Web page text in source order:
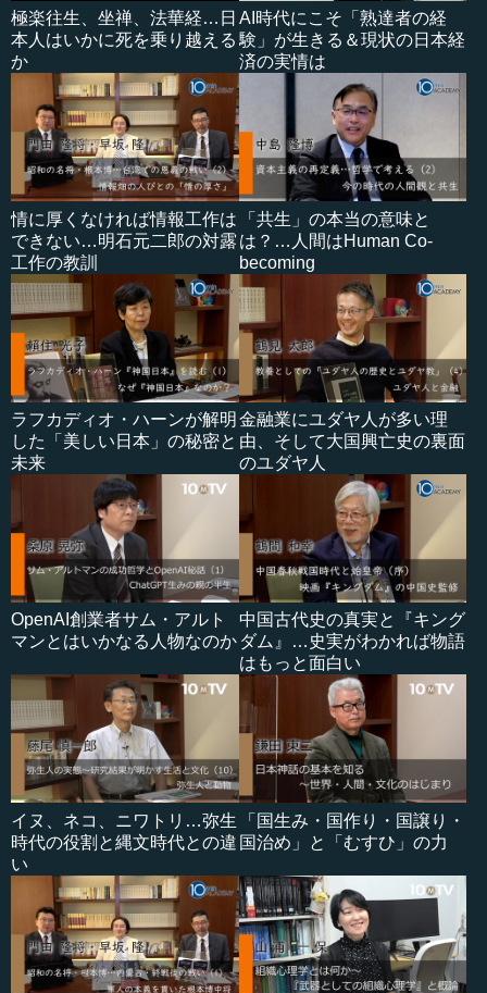
極楽往生、坐禅、法華経…日
本人はいかに死を乗り越える
か
AI時代にこそ「熟達者の経
験」が生きる＆現状の日本経
済の実情は
情に厚くなければ情報工作は
できない…明石元二郎の対露
工作の教訓
「共生」の本当の意味と
は？…人間はHuman Co-
becoming
ラフカディオ・ハーンが解明
した「美しい日本」の秘密と
未来
金融業にユダヤ人が多い理
由、そして大国興亡史の裏面
のユダヤ人
OpenAI創業者サム・アルト
マンとはいかなる人物なのか
中国古代史の真実と『キング
ダム』…史実がわかれば物語
はもっと面白い
イヌ、ネコ、ニワトリ…弥生
時代の役割と縄文時代との違
い
「国生み・国作り・国譲り・
国治め」と「むすひ」の力